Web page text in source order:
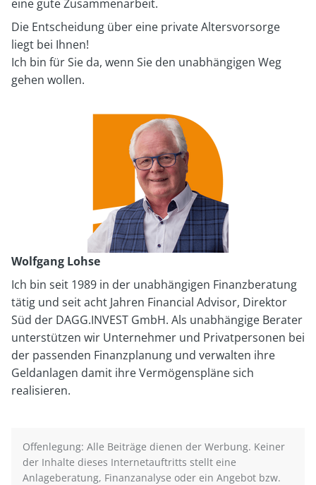
eine gute Zusammenarbeit.
Die Entscheidung über eine private Altersvorsorge
liegt bei Ihnen!
Ich bin für Sie da, wenn Sie den unabhängigen Weg
gehen wollen.
Wolfgang Lohse
Ich bin seit 1989 in der unabhängigen Finanzberatung
tätig und seit acht Jahren Financial Advisor, Direktor
Süd der DAGG.INVEST GmbH. Als unabhängige Berater
unterstützen wir Unternehmer und Privatpersonen bei
der passenden Finanzplanung und verwalten ihre
Geldanlagen damit ihre Vermögenspläne sich
realisieren.
Offenlegung: Alle Beiträge dienen der Werbung. Keiner
der Inhalte dieses Internetauftritts stellt eine
Anlageberatung, Finanzanalyse oder ein Angebot bzw.